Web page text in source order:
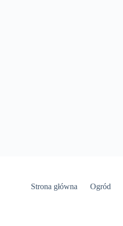
Strona główna Ogród